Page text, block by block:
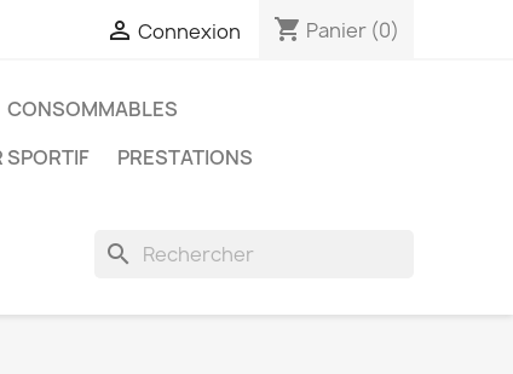
 Connexion shopping_cart Panier (0)
CONSOMMABLES
SPORTIF
PRESTATIONS
search